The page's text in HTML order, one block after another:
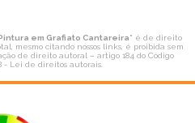
em Grafiato Cantareira" é de direito
mesmo citando nossos links, é proibida sem
de direito autoral – artigo 184 do Código
- Lei de direitos autorais